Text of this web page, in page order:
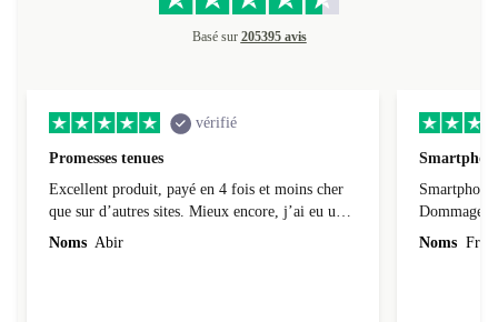
Basé sur 205395 avis
vérifié
Promesses tenues
Excellent produit, payé en 4 fois et moins cher
que sur d’autres sites. Mieux encore, j’ai eu une
version plus récente que celle que j’avais
Noms Abir
Dommage
d’origine et
Noms